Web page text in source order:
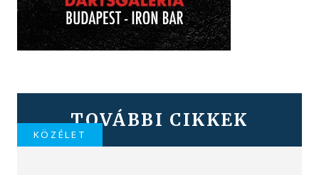
TOVÁBBI CIKKEK
KÖZÉLET